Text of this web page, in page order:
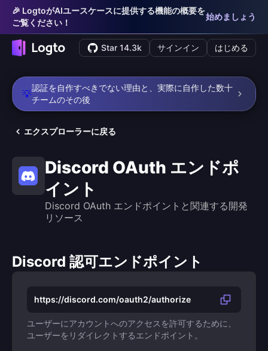
🎉 LogtoがAIユースケースに提供する機能の概要を
ご覧ください！
始めましょう
Star 14.3k サインイン はじめる
💡
認証を自作すべきでない理由と、実際に自作した数十
チームのその後
エクスプローラーに戻る
Discord OAuth エンドポ
イント
Discord OAuth エンドポイントと関連する開発
リソース
Discord 認可エンドポイント
https://discord.com/oauth2/authorize
ユーザーにアカウントへのアクセスを許可するために、
ユーザーをリダイレクトするエンドポイント。